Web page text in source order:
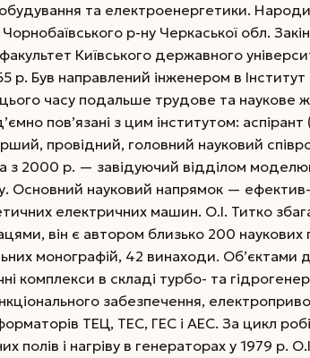
та електроенергетики.
р-ну Черкаської обл.
Київського державного
р. Був направлений інженером в
часу подальше трудове та наукове
пов’язані з цим інститутом:
провідний, головний науковий
з 2000 р. — завідуючий відділом
Основний науковий напрямок — ефектив-
електричних машин. О.І. Титко
він є автором близько 200 наукових
монографій, 42 винаходи. Об’єктами
комплекси в складі турбо- та
забезпечення,
ТЕЦ, ТЕС, ГЕС і АЕС. За цикл
полів і нагріву в генераторах у 1979 р.